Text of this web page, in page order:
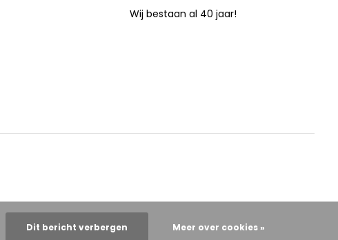
Wij bestaan al 40 jaar!
Dit bericht verbergen Meer over cookies »